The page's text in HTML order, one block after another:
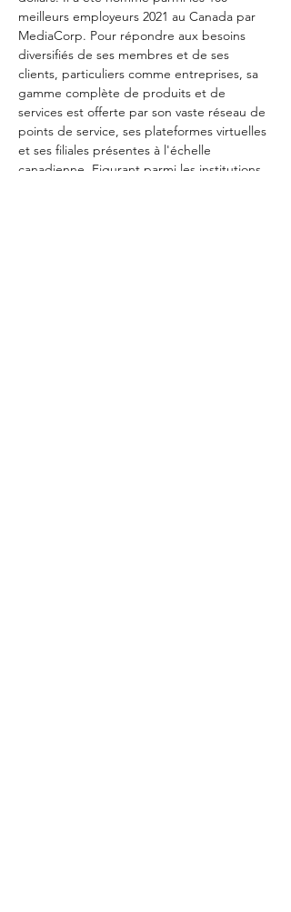
meilleurs employeurs 2021 au Canada par
MediaCorp. Pour répondre aux besoins
diversifiés de ses membres et de ses
clients, particuliers comme entreprises, sa
gamme complète de produits et de
services est offerte par son vaste réseau de
points de service, ses plateformes virtuelles
et ses filiales présentes à l'échelle
canadienne. Figurant parmi les institutions